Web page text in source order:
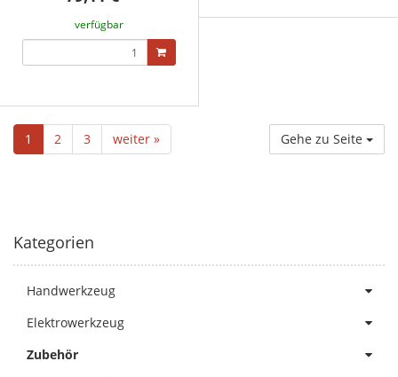
verfügbar
1 2 3 weiter » Gehe zu Seite
Kategorien
Handwerkzeug
Elektrowerkzeug
Zubehör